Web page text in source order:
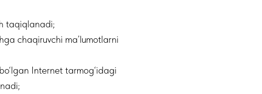
taqiqlanadi;
chaqiruvchi ma’lumotlarni
Internet tarmog‘idagi